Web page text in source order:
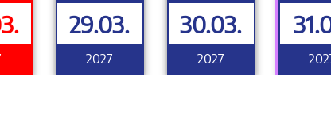
29.03.
2027
30.03.
2027